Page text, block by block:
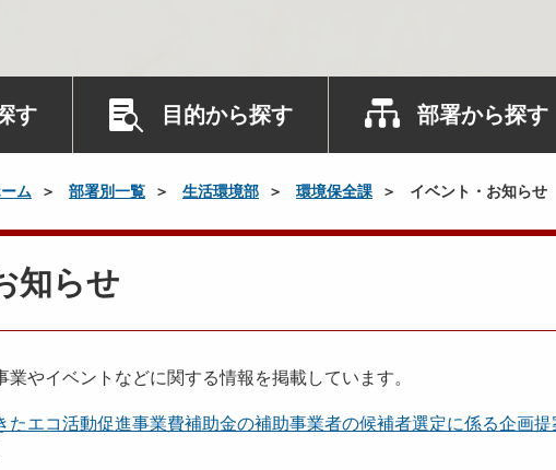
す 目的から探す 部署から探す
ム 部署別一覧 生活環境部 環境保全課 イベント・お知らせ
知らせ
やイベントなどに関する情報を掲載しています。
たエコ活動促進事業費補助金の補助事業者の候補者選定に係る企画